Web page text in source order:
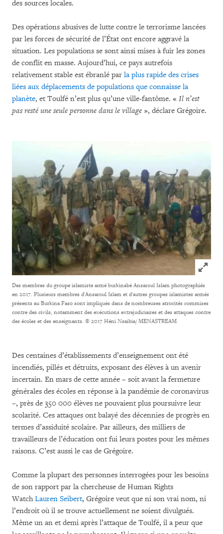
des sources locales.
Des opérations abusives de lutte contre le terrorisme lancées
par les forces de sécurité de l’État ont encore aggravé la
situation. Les populations se sont ainsi mises à fuir les zones
de conflit en masse. Aujourd’hui, ce pays autrefois
relativement stable est ébranlé par la plus rapide des crises
liées aux déplacements de populations que connaisse la
planète, et Toulfé n’est plus qu’une ville-fantôme. « Il n’est
pas resté une seule personne dans le village », déclare Grégoire.
Click
Des membres du groupe islamiste armé burkinabé Ansaroul Islam photographiés
en 2017. Plusieurs membres d'Ansaroul Islam et d'autres groupes islamistes armés
présents au Burkina Faso sont impliqués dans de nombreuses atrocités commises
contre des civils, notamment des exécutions extrajudiciaires et des attaques contre
des écoles et des enseignants. © 2017 Héni Nsaibia/ MENASTREAM
Des centaines d’établissements d’enseignement ont été
incendiés, pillés et détruits, exposant des élèves à un avenir
incertain. En mars de cette année – soit avant la fermeture
générales des écoles en réponse à la pandémie de coronavirus
–, près de 350 000 élèves ne pouvaient plus poursuivre leur
scolarité. Ces attaques ont balayé des décennies de progrès en
termes d’assiduité scolaire. Par ailleurs, des milliers de
travailleurs de l’éducation ont fui leurs postes pour les mêmes
raisons. C’est aussi le cas de Grégoire.
Comme la plupart des personnes interrogées pour les besoins
de son rapport par la chercheuse de Human Rights
WatchLauren Seibert, Grégoire veut que ni son vrai nom, ni
l’endroit où il se trouve actuellement ne soient divulgués.
Même un an et demi après l’attaque de Toulfé, il a peur que